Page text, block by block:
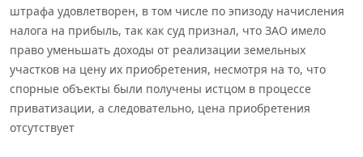
штрафа удовлетворен, в том числе по эпизоду начисления
налога на прибыль, так как суд признал, что ЗАО имело
право уменьшать доходы от реализации земельных
участков на цену их приобретения, несмотря на то, что
спорные объекты были получены истцом в процессе
приватизации, а следовательно, цена приобретения
отсутствует